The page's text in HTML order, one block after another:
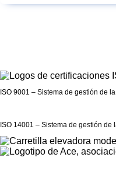
ISO 9001 – Sistema de gestión de
ISO 14001 – Sistema de gestión de